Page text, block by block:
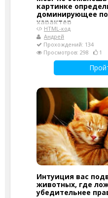
картинке
доминирующее
характер
HTML-код
Андрей
Прохождений: 134
Просмотров: 298
1
Интуиция вас
животных, где
убедительнее